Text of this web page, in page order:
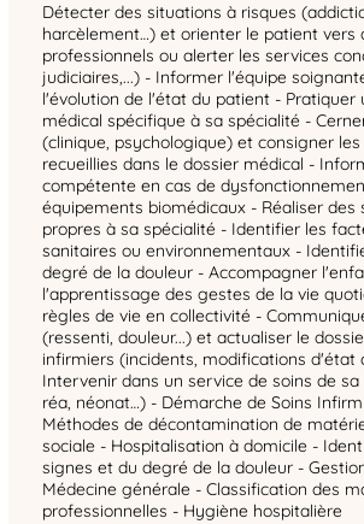
Détecter des situations à risques
harcèlement…) et orienter le patient vers
professionnels ou alerter les services
judiciaires,...) - Informer l'équipe
l'évolution de l'état du patient - Pratiquer
médical spécifique à sa spécialité -
(clinique, psychologique) et consigner
recueillies dans le dossier médical -
compétente en cas de
équipements biomédicaux - Réaliser des
propres à sa spécialité - Identifier les
sanitaires ou environnementaux -
degré de la douleur - Accompagner
l'apprentissage des gestes de la vie
règles de vie en collectivité -
(ressenti, douleur...) et actualiser le
infirmiers (incidents, modifications d'état
Intervenir dans un service de soins de sa
réa, néonat…) - Démarche de Soins
Méthodes de décontamination de
sociale - Hospitalisation à domicile -
signes et du degré de la douleur -
Médecine générale - Classification des
professionnelles - Hygiène hospitalière